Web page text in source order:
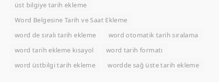
üst bilgiye tarih ekleme
Word Belgesine Tarih ve Saat Ekleme
word de sıralı tarih ekleme
word otomatik tarih sıralama
word tarih ekleme kısayol
word tarih formatı
word üstbilgi tarih ekleme
wordde sağ üste tarih ekleme